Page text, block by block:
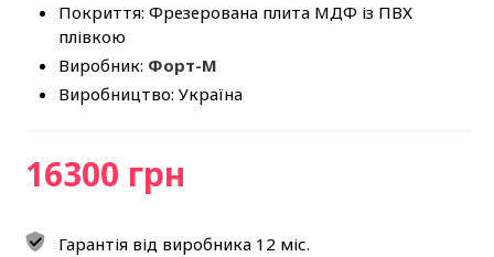
Покриття: Фрезерована плита МДФ із ПВХ
плівкою
Виробник: Форт-М
Виробництво: Україна
16300 грн
Гарантія від виробника 12 міс.